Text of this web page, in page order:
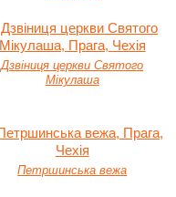
Дзвіниця церкви Святого
Мікулаша
Петршинська вежа